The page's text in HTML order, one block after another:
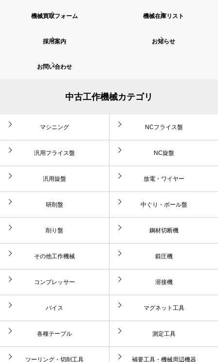
機械買取フォーム 機械在庫リスト
採用案内 お知らせ
お問い合わせ
中古工作機械カテゴリ
マシニング NCフライス盤
汎用フライス盤 NC旋盤
汎用旋盤 放電・ワイヤー
研削盤 中ぐり・ボール盤
削り盤 鋼材切断機
その他工作機械 鍛圧機
コンプレッサー 溶接機
バイス マグネット工具
各種テーブル 測定工具
ツーリング・切削工具 補要工具・機械周辺機器